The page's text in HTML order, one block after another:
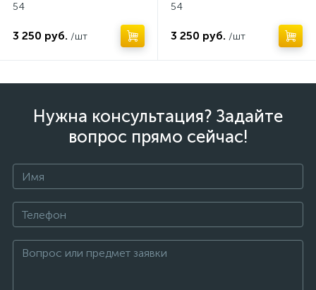
54
3 250 руб. /шт
54
3 250 руб. /шт
Нужна консультация? Задайте
вопрос прямо сейчас!